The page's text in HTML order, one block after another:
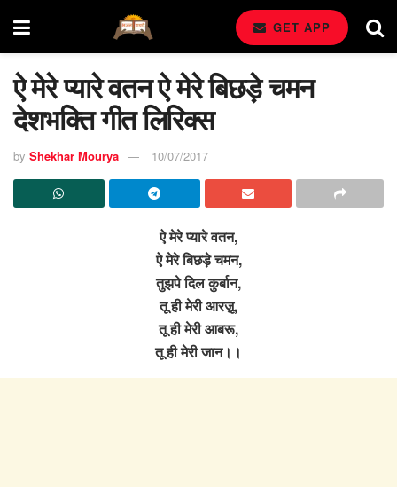
GET APP
ऐ मेरे प्यारे वतन ऐ मेरे बिछड़े चमन
देशभक्ति गीत लिरिक्स
by Shekhar Mourya 10/07/2017
ऐ मेरे प्यारे वतन,
ऐ मेरे बिछड़े चमन,
तुझपे दिल कुर्बान,
तू ही मेरी आरज़ू,
तू ही मेरी आबरू,
तू ही मेरी जान।।